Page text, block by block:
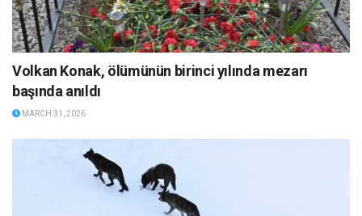
Volkan Konak, ölümünün birinci yılında mezarı
başında anıldı
MARCH 31, 2026